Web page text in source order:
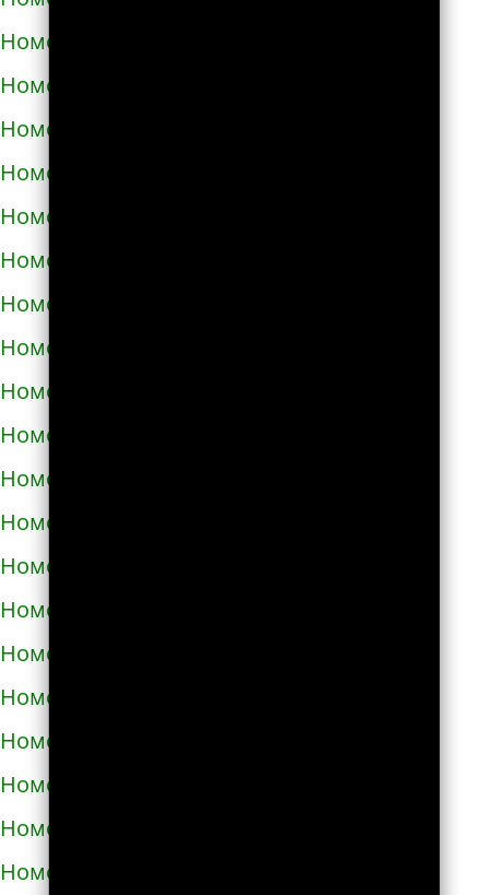
Номера телефонов такси в Долине
Номера телефонов такси в Дрогобыче
Номера телефонов такси в Дублянах
Номера телефонов такси в Дубно
Номера телефонов такси в Дунаевцах
Номера телефонов такси в Жашкове
Номера телефонов такси в Жёлтых водах
Номера телефонов такси в Жидачове
Номера телефонов такси в Житомире
Номера телефонов такси в Жмеринке
Номера телефонов такси в Жолкве
Номера телефонов такси в Запорожье
Номера телефонов такси в Збараже
Номера телефонов такси в Звенигородке
Номера телефонов такси в Здолбунове
Номера телефонов такси в Змиёве
Номера телефонов такси в Знаменке
Номера телефонов такси в Золотоноше
Номера телефонов такси в Золочеве
Номера телефонов такси в Иванкове